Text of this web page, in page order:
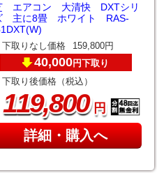
エアコン 大清快 DXTシリ
主に8畳 ホワイト RAS-
下取りなし価格 159,800円
40,000円下取り
下取り後価格（税込）
119,800円
詳細・購入へ